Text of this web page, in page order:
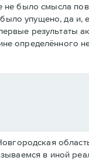
было смысла
упущено, да
результаты
определённого
в иной